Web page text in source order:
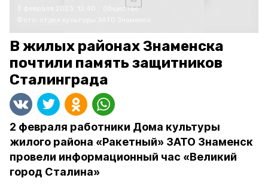
3 февраля 2023, 12:40
Общество
В жилых районах Знаменска
почтили память защитников
Сталинграда
2 февраля работники Дома культуры
жилого района «Ракетный» ЗАТО Знаменск
провели информационный час «Великий
город Сталина»